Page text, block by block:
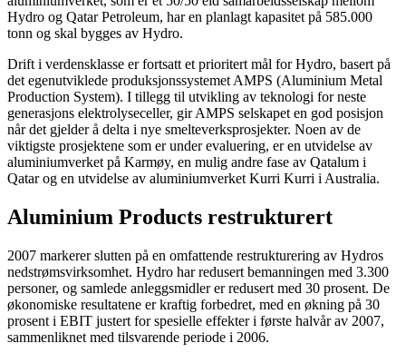
Hydro og Qatar Petroleum, har en planlagt kapasitet på 585.000
tonn og skal bygges av Hydro.
Drift i verdensklasse er fortsatt et prioritert mål for Hydro, basert på
det egenutviklede produksjonssystemet AMPS (Aluminium Metal
Production System). I tillegg til utvikling av teknologi for neste
generasjons elektrolyseceller, gir AMPS selskapet en god posisjon
når det gjelder å delta i nye smelteverksprosjekter. Noen av de
viktigste prosjektene som er under evaluering, er en utvidelse av
aluminiumverket på Karmøy, en mulig andre fase av Qatalum i
Qatar og en utvidelse av aluminiumverket Kurri Kurri i Australia.
Aluminium Products restrukturert
2007 markerer slutten på en omfattende restrukturering av Hydros
nedstrømsvirksomhet. Hydro har redusert bemanningen med 3.300
personer, og samlede anleggsmidler er redusert med 30 prosent. De
økonomiske resultatene er kraftig forbedret, med en økning på 30
prosent i EBIT justert for spesielle effekter i første halvår av 2007,
sammenliknet med tilsvarende periode i 2006.